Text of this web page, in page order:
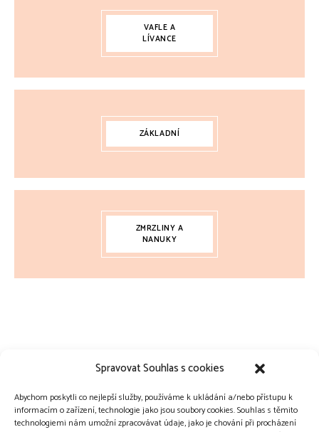
Spravovat Souhlas s cookies
Abychom poskytli co nejlepší služby, používáme k ukládání a/nebo přístupu k
informacím o zařízení, technologie jako jsou soubory cookies. Souhlas s těmito
technologiemi nám umožní zpracovávat údaje, jako je chování při procházení
VAFLE A
LÍVANCE
ZÁKLADNÍ
ZMRZLINY A
NANUKY